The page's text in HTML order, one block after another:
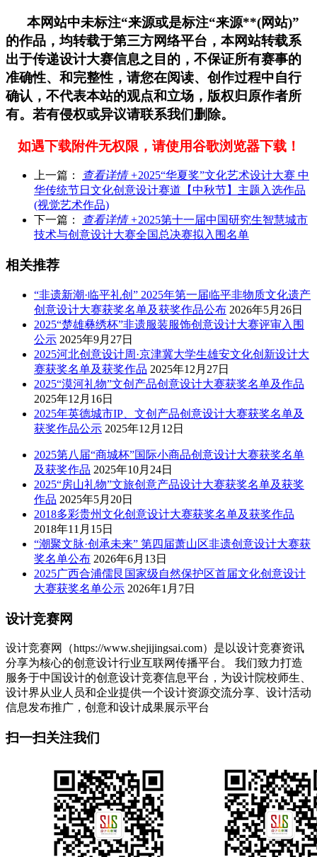
本网站中未标注“来源或是标注“来源**(网站)”
的作品，均转载于第三方网络平台，本网站转载系
出于传递设计大赛信息之目的，不保证所有赛事的
准确性、和完整性，请您在阅读、创作过程中自行
确认，不代表本站的观点和立场，版权归原作者所
有。若有侵权或异议请联系我们删除。
如遇下载附件无权限，请使用谷歌浏览器下载！
上一篇： 查看详情 +2025“华夏奖”文化艺术设计大赛 中
华传统节日文化创意设计赛道【中秋节】主题入选作品
(视觉艺术作品)
下一篇：
查看详情 +2025第十一届中国研究生智慧城市
技术与创意设计大赛全国总决赛拟入围名单
相关推荐
“非遗新潮·临平礼创” 2025年第一届临平非物质文化遗产
创意设计大赛获奖名单及获奖作品公布 2026年5月26日
2025“楚雄彝绣杯”非遗服装服饰创意设计大赛评审入围
公示 2025年9月27日
2025河北创意设计周·京津冀大学生雄安文化创新设计大
赛获奖名单及获奖作品 2025年12月27日
2025“漠河礼物”文创产品创意设计大赛获奖名单及作品
2025年12月16日
2025年英德城市IP、文创产品创意设计大赛获奖名单及
获奖作品公示 2025年12月12日
2025第八届“商城杯”国际小商品创意设计大赛获奖名单
及获奖作品 2025年10月24日
2025“房山礼物”文旅创意产品设计大赛获奖名单及获奖
作品 2025年5月20日
2018多彩贵州文化创意设计大赛获奖名单及获奖作品
2018年11月15日
“潮聚文脉·创承未来” 第四届萧山区非遗创意设计大赛获
奖名单公布 2026年6月13日
2025广西合浦儒艮国家级自然保护区首届文化创意设计
大赛获奖名单公示 2026年1月7日
设计竞赛网
设计竞赛网（https://www.shejijingsai.com）是以设计竞赛资讯
分享为核心的创意设计行业互联网传播平台。 我们致力打造
服务于中国设计的创意设计竞赛信息平台，为设计院校师生、
设计界从业人员和企业提供一个设计资源交流分享、设计活动
信息发布推广，创意和设计成果展示平台
扫一扫关注我们